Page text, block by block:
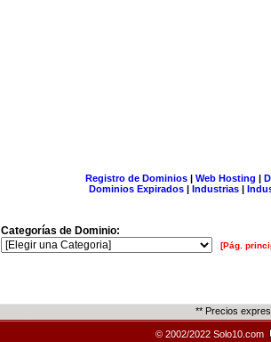
Registro de Dominios| Web Hosting |
Dominios Expirados | Industrias |
Categorías de Dominio:
[Pág.
** Precios
© 2002/2022 Solo10.com